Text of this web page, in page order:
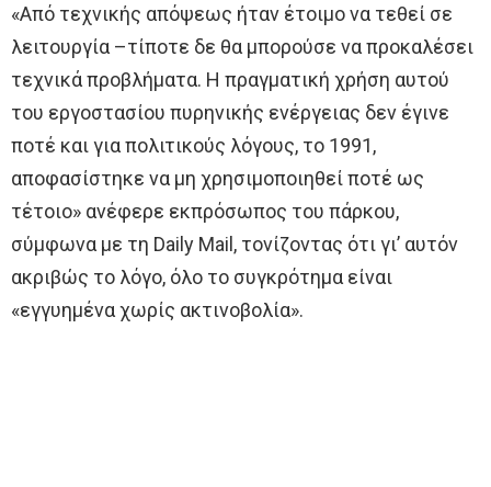
«Από τεχνικής απόψεως ήταν έτοιμο να τεθεί σε
λειτουργία –τίποτε δε θα μπορούσε να προκαλέσει
τεχνικά προβλήματα. Η πραγματική χρήση αυτού
του εργοστασίου πυρηνικής ενέργειας δεν έγινε
ποτέ και για πολιτικούς λόγους, το 1991,
αποφασίστηκε να μη χρησιμοποιηθεί ποτέ ως
τέτοιο» ανέφερε εκπρόσωπος του πάρκου,
σύμφωνα με τη Daily Mail, τονίζοντας ότι γι’ αυτόν
ακριβώς το λόγο, όλο το συγκρότημα είναι
«εγγυημένα χωρίς ακτινοβολία».